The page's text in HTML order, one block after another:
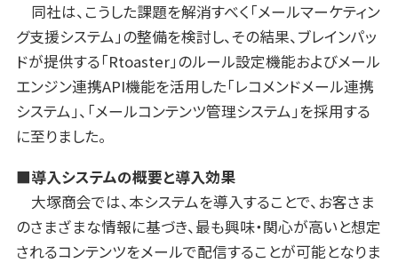
同社は、こうした課題を解消すべく「メールマーケティン
グ支援システム」の整備を検討し、その結果、ブレインパッ
ドが提供する「Rtoaster」のルール設定機能およびメール
エンジン連携API機能を活用した「レコメンドメール連携
システム」、「メールコンテンツ管理システム」を採用する
に至りました。
■導入システムの概要と導入効果
大塚商会では、本システムを導入することで、お客さま
のさまざまな情報に基づき、最も興味・関心が高いと想定
されるコンテンツをメールで配信することが可能となりま